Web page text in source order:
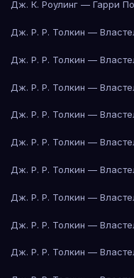
Дж. К. Роулинг — Гарри
Дж. Р. Р. Толкин —
Дж. Р. Р. Толкин —
Дж. Р. Р. Толкин —
Дж. Р. Р. Толкин —
Дж. Р. Р. Толкин —
Дж. Р. Р. Толкин —
Дж. Р. Р. Толкин —
Дж. Р. Р. Толкин —
Дж. Р. Р. Толкин —